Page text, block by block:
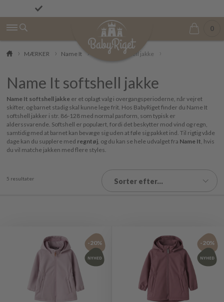
0
MÆRKER Name It Name It softshell jakke
Name It softshell jakke
Name It softshell jakkeer et oplagt valg i overgangsperioderne, når vejret
skifter, og barnet stadig skal kunne lege frit. Hos BabyRiget finder du Name It
softshell jakker i str. 86-128 med normal pasform, som typisk er
alderssvarende. Softshell er populært, fordi det beskytter mod vind og regn,
samtidig med at barnet kan bevæge sig uden at føle sig pakket ind. Til rigtig våde
dage kan du supplere med regntøj, og du kan se hele udvalget fra Name It , hvis
du vil matche jakken med flere styles.
Sorter efter...
5 resultater
-20% -20%